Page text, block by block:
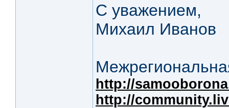
С уважением,
Михаил Иванов
http://
http://